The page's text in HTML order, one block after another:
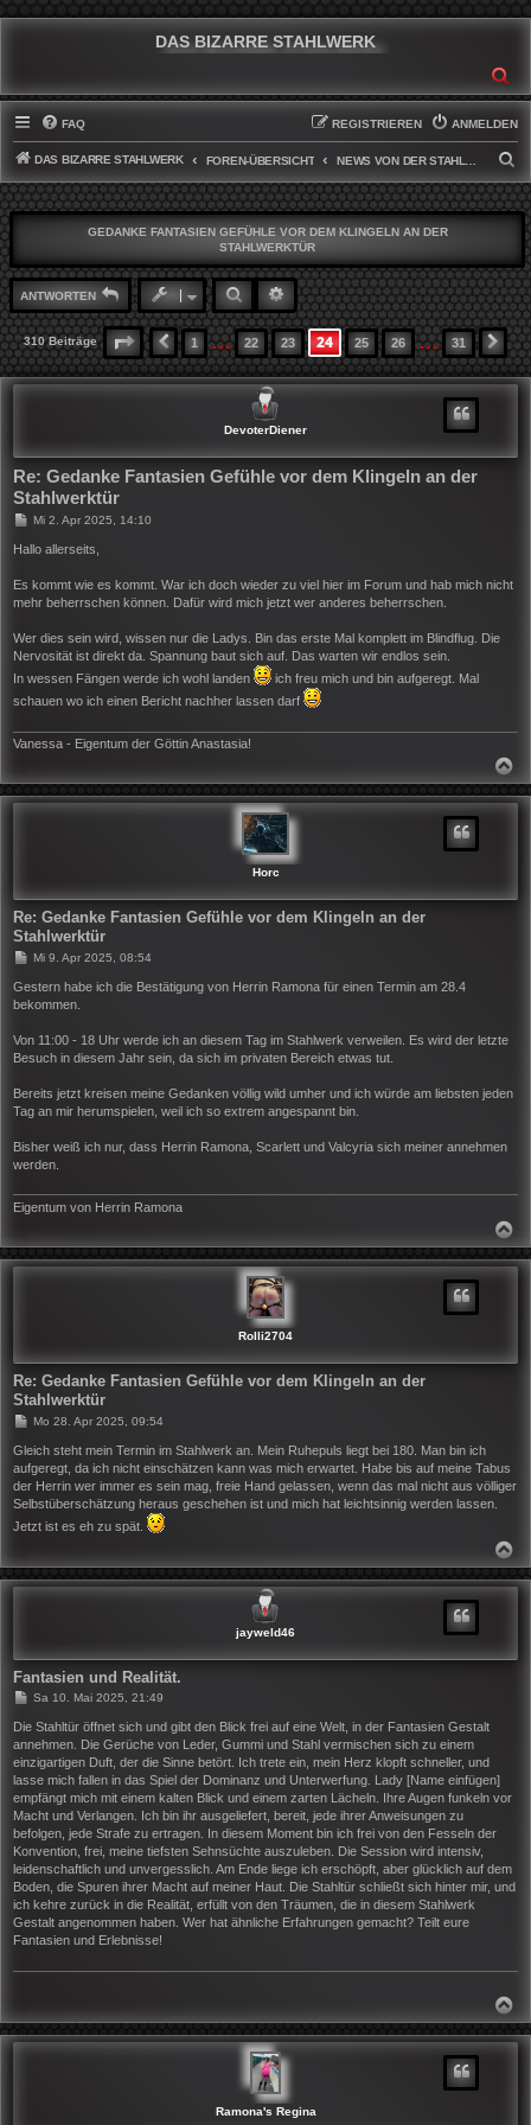
DAS BIZARRE STAHLWERK
FAQ ANMELDEN
REGISTRIEREN
DAS BIZARRE STAHLWERK FOREN-ÜBERSICHT
U
C
E
GEDANKE FANTASIEN GEFÜHLE VOR DEM KLINGELN AN DER
STAHLWERKTÜR
ANTWORTEN SUCHE ERWEITERTE SUCHE
310 Beiträge SEITE 24 VON31
VORHERIGE
1 … 22 23 24 25 26 … 31
DevoterDiener
Re: Gedanke Fantasien Gefühle vor dem Klingeln an der
Stahlwerktür
B
i
a
g
Mi 2. Apr 2025, 14:10
Hallo allerseits,
Es kommt wie es kommt. War ich doch wieder zu viel hier im Forum und hab mich nicht
mehr beherrschen können. Dafür wird mich jetzt wer anderes beherrschen.
Wer dies sein wird, wissen nur die Ladys. Bin das erste Mal komplett im Blindflug. Die
Nervosität ist direkt da. Spannung baut sich auf. Das warten wir endlos sein.
In wessen Fängen werde ich wohl landen
ich freu mich und bin aufgeregt. Mal
schauen wo ich einen Bericht nachher lassen darf
Vanessa - Eigentum der Göttin Anastasia!
C
Horc
Re: Gedanke Fantasien Gefühle vor dem Klingeln an der
Stahlwerktür
B
i
t
r
g
Mi 9. Apr 2025, 08:54
Gestern habe ich die Bestätigung von Herrin Ramona für einen Termin am 28.4
bekommen.
Von 11:00 - 18 Uhr werde ich an diesem Tag im Stahlwerk verweilen. Es wird der letzte
Besuch in diesem Jahr sein, da sich im privaten Bereich etwas tut.
Bereits jetzt kreisen meine Gedanken völlig wild umher und ich würde am liebsten jeden
Tag an mir herumspielen, weil ich so extrem angespannt bin.
Bisher weiß ich nur, dass Herrin Ramona, Scarlett und Valcyria sich meiner annehmen
werden.
Eigentum von Herrin Ramona
Rolli2704
Re: Gedanke Fantasien Gefühle vor dem Klingeln an der
Stahlwerktür
B
i
t
r
a
g
Mo 28. Apr 2025, 09:54
Gleich steht mein Termin im Stahlwerk an. Mein Ruhepuls liegt bei 180. Man bin ich
aufgeregt, da ich nicht einschätzen kann was mich erwartet. Habe bis auf meine Tabus
der Herrin wer immer es sein mag, freie Hand gelassen, wenn das mal nicht aus völliger
Selbstüberschätzung heraus geschehen ist und mich hat leichtsinnig werden lassen.
Jetzt ist es eh zu spät.
jayweld46
Fantasien und Realität.
B
i
t
a
g
Sa 10. Mai 2025, 21:49
Die Stahltür öffnet sich und gibt den Blick frei auf eine Welt, in der Fantasien Gestalt
annehmen. Die Gerüche von Leder, Gummi und Stahl vermischen sich zu einem
einzigartigen Duft, der die Sinne betört. Ich trete ein, mein Herz klopft schneller, und
lasse mich fallen in das Spiel der Dominanz und Unterwerfung. Lady [Name einfügen]
empfängt mich mit einem kalten Blick und einem zarten Lächeln. Ihre Augen funkeln vor
Macht und Verlangen. Ich bin ihr ausgeliefert, bereit, jede ihrer Anweisungen zu
befolgen, jede Strafe zu ertragen. In diesem Moment bin ich frei von den Fesseln der
Konvention, frei, meine tiefsten Sehnsüchte auszuleben. Die Session wird intensiv,
leidenschaftlich und unvergesslich. Am Ende liege ich erschöpft, aber glücklich auf dem
Boden, die Spuren ihrer Macht auf meiner Haut. Die Stahltür schließt sich hinter mir, und
ich kehre zurück in die Realität, erfüllt von den Träumen, die in diesem Stahlwerk
Gestalt angenommen haben. Wer hat ähnliche Erfahrungen gemacht? Teilt eure
Fantasien und Erlebnisse!
Ramona's Regina